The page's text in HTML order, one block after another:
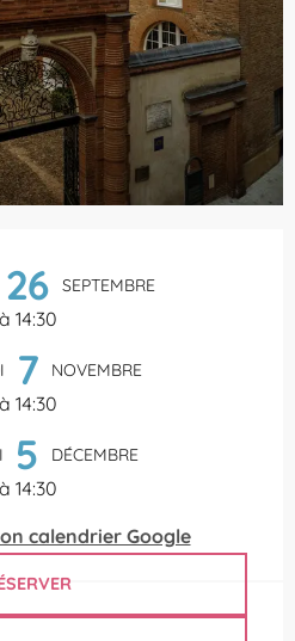
26 SEPTEMBRE
à 14:30
7 NOVEMBRE
à 14:30
5 DÉCEMBRE
à 14:30
calendrier Google